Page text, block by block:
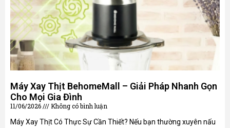
Máy Xay Thịt BehomeMall – Giải Pháp Nhanh Gọn
Cho Mọi Gia Đình
11/06/2026
Không có bình luận
Máy Xay Thịt Có Thực Sự Cần Thiết? Nếu bạn thường xuyên nấu